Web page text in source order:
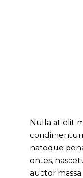
Nulla at elit
natoque
ontes,
auctor